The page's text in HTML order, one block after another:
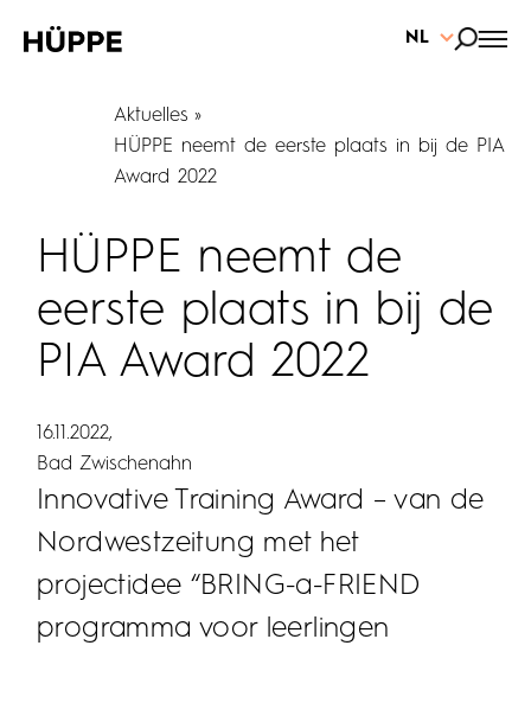
NL
Aktuelles
HÜPPE neemt de eerste plaats in bij de PIA
Award 2022
HÜPPE neemt de
eerste plaats in bij de
PIA Award 2022
16.11.2022
Bad Zwischenahn
Innovative Training Award – van de
Nordwestzeitung met het
projectidee “BRING-a-FRIEND
programma voor leerlingen